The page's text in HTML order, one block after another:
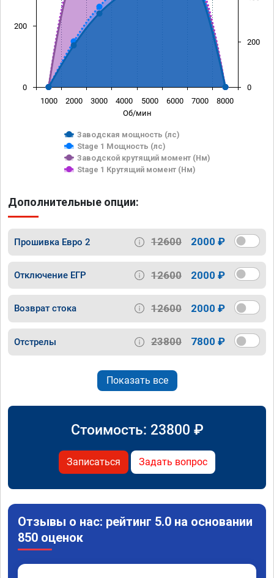
Об/мин
Заводская мощность (лс)
Stage 1 Мощность (лс)
Заводской крутящий момент (Нм)
Stage 1 Крутящий момент (Нм)
1000 2000 3000 4000 5000 6000 7000 8000
0
200
0
200
Дополнительные опции:
Прошивка Евро 2 12600 2000 ₽
Отключение ЕГР 12600 2000 ₽
Возврат стока 12600 2000 ₽
Отстрелы 23800 7800 ₽
Показать все
Стоимость: 23800 ₽
Записаться Задать вопрос
Отзывы о нас: рейтинг 5.0 на основании
850 оценок